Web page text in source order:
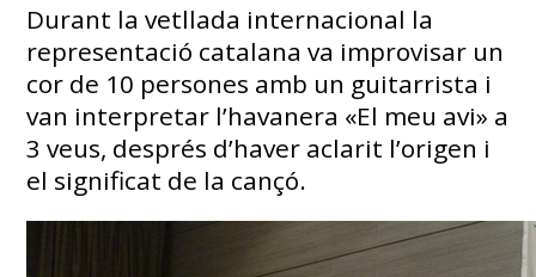
Durant la vetllada internacional la
representació catalana va improvisar un
cor de 10 persones amb un guitarrista i
van interpretar l’havanera «El meu avi» a
3 veus, després d’haver aclarit l’origen i
el significat de la cançó.